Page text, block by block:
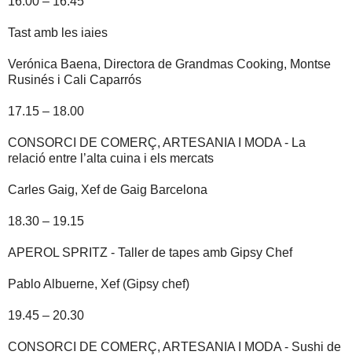
Tast amb les iaies
Verónica Baena, Directora de Grandmas Cooking, Montse
Rusinés i Cali Caparrós
17.15 – 18.00
CONSORCI DE COMERÇ, ARTESANIA I MODA - La
relació entre l’alta cuina i els mercats
Carles Gaig, Xef de Gaig Barcelona
18.30 – 19.15
APEROL SPRITZ - Taller de tapes amb Gipsy Chef
Pablo Albuerne, Xef (Gipsy chef)
19.45 – 20.30
CONSORCI DE COMERÇ, ARTESANIA I MODA - Sushi de